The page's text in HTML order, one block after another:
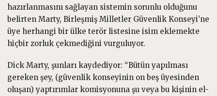
hazırlanmasını sağlayan sistemin sorunlu olduğunu
belirten Marty, Birleşmiş Milletler Güvenlik Konseyi’ne
üye herhangi bir ülke terör listesine isim eklemekte
hiçbir zorluk çekmediğini vurguluyor.
Dick Marty, şunları kaydediyor: “Bütün yapılması
gereken şey, (güvenlik konseyinin on beş üyesinden
oluşan) yaptırımlar komisyonuna şu veya bu kişinin el-